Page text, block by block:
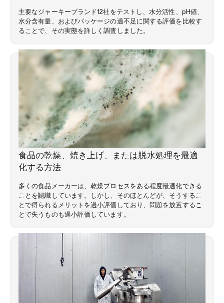
主要なジャーキーブランド12社をテストし、水分活性、pH値、
水分含有量、およびパッケージの過不足に関する評価を比較す
ることで、その実態を詳しく調査しました。
専門知識ライブラリ
食品の乾燥、焼き上げ、または脱水処理を最適
化する方法
多くの食品メーカーは、乾燥プロセスをある程度最適化できる
ことを認識しています。しかし、そのほとんどが、そうするこ
とで得られるメリットを過小評価しており、問題を放置するこ
とで失うものも過小評価しています。